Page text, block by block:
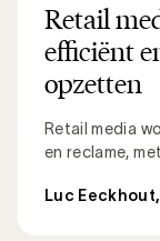
Retail
efficiënt
opzetten
Retail media
en reclame,
Luc